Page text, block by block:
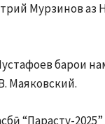
Мурзинов
барои
Маяковский.
“Парасту-